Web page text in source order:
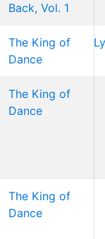
Back, Vol. 1
The King of
Dance
The King of
Dance
The King of
Dance